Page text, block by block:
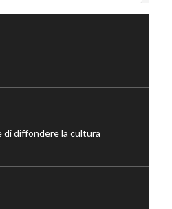
di diffondere la cultura